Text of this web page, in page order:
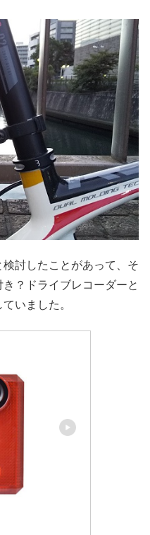
討したことがあって、そ
？ドライブレコーダーと
いました。